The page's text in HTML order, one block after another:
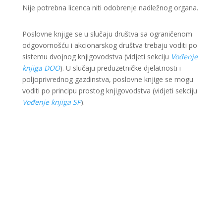
Nije potrebna licenca niti odobrenje nadležnog organa.
Poslovne knjige se u slučaju društva sa ograničenom
odgovornošću i akcionarskog društva trebaju voditi po
sistemu dvojnog knjigovodstva (vidjeti sekciju Vođenje
knjiga DOO). U slučaju preduzetničke djelatnosti i
poljoprivrednog gazdinstva, poslovne knjige se mogu
voditi po principu prostog knjigovodstva (vidjeti sekciju
Vođenje knjiga SP).